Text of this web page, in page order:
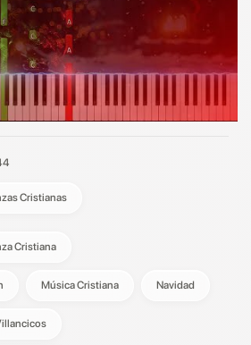
Cristianas
Cristiana
Música Cristiana Navidad